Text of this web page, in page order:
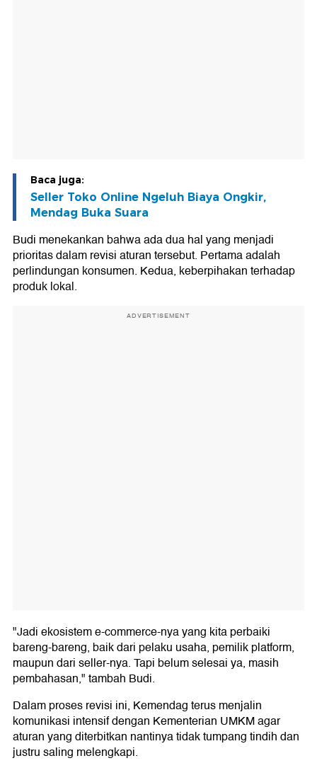
Baca juga:
Seller Toko Online Ngeluh Biaya Ongkir,
Mendag Buka Suara
Budi menekankan bahwa ada dua hal yang menjadi
prioritas dalam revisi aturan tersebut. Pertama adalah
perlindungan konsumen. Kedua, keberpihakan terhadap
produk lokal.
ADVERTISEMENT
"Jadi ekosistem e-commerce-nya yang kita perbaiki
bareng-bareng, baik dari pelaku usaha, pemilik platform,
maupun dari seller-nya. Tapi belum selesai ya, masih
pembahasan," tambah Budi.
Dalam proses revisi ini, Kemendag terus menjalin
komunikasi intensif dengan Kementerian UMKM agar
aturan yang diterbitkan nantinya tidak tumpang tindih dan
justru saling melengkapi.